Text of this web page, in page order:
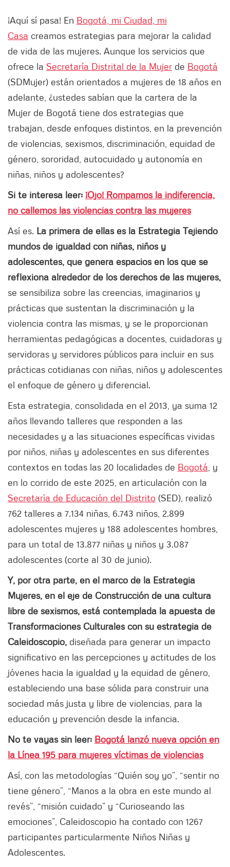
¡Aquí sí pasa! En Bogotá, mi Ciudad, mi
Casa creamos estrategias para mejorar la calidad
de vida de las mujeres. Aunque los servicios que
ofrece la Secretaría Distrital de la Mujer de Bogotá
(SDMujer) están orientados a mujeres de 18 años en
adelante, ¿ustedes sabían que la cartera de la
Mujer de Bogotá tiene dos estrategias que
trabajan, desde enfoques distintos, en la prevención
de violencias, sexismos, discriminación, equidad de
género, sororidad, autocuidado y autonomía en
niñas, niños y adolescentes?
Si te interesa leer: ¡Ojo! Rompamos la indiferencia,
no callemos las violencias contra las mujeres
Así es. La primera de ellas es la Estrategia Tejiendo
mundos de igualdad con niñas, niños y
adolescentes, que genera espacios en los que se
reflexiona alrededor de los derechos de las mujeres,
se sensibiliza sobre las creencias, imaginarios y
prácticas que sustentan la discriminación y la
violencia contra las mismas, y se le proporcionan
herramientas pedagógicas a docentes, cuidadoras y
servidoras y servidores públicos para incluir en sus
prácticas cotidianas con niñas, niños y adolescentes
el enfoque de género y diferencial.
Esta estrategia, consolidada en el 2013, ya suma 12
años llevando talleres que responden a las
necesidades y a las situaciones específicas vividas
por niños, niñas y adolescentes en sus diferentes
contextos en todas las 20 localidades de Bogotá , y
en lo corrido de este 2025, en articulación con la
Secretaría de Educación del Distrito (SED), realizó
762 talleres a 7.134 niñas, 6.743 niños, 2.899
adolescentes mujeres y 188 adolescentes hombres,
para un total de 13.877 niñas y niños y 3.087
adolescentes (corte al 30 de junio).
Y, por otra parte, en el marco de la Estrategia
Mujeres, en el eje de Construcción de una cultura
libre de sexismos, está contemplada la apuesta de
Transformaciones Culturales con su estrategia de
Caleidoscopio, diseñada para generar un impacto
significativo en las percepciones y actitudes de los
jóvenes hacia la igualdad y la equidad de género,
estableciendo una base sólida para construir una
sociedad más justa y libre de violencias, para la
educación y prevención desde la infancia.
No te vayas sin leer: Bogotá lanzó nueva opción en
la Línea 195 para mujeres víctimas de violencias
Así, con las metodologías “Quién soy yo”, “sentir no
tiene género”, “Manos a la obra en este mundo al
revés”, “misión cuidado” y “Curioseando las
emociones”, Caleidoscopio ha contado con 1267
participantes particularmente Niños Niñas y
Adolescentes.